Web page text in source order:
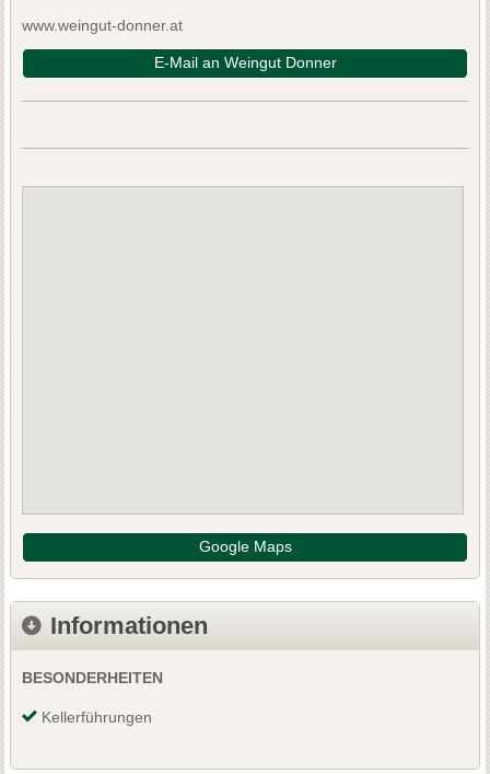
www.weingut-donner.at
E-Mail an Weingut Donner
Google Maps
Informationen
BESONDERHEITEN
Kellerführungen